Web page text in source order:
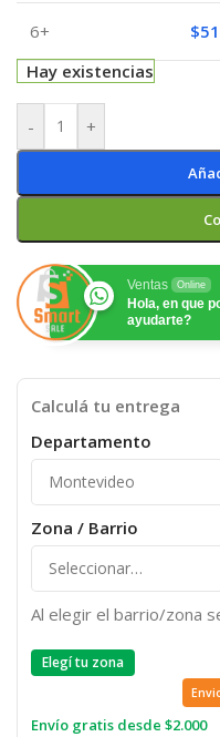
6+ $
Hay existencias
- +
Ventas Online
Hola, en que
ayudarte?
Calculá tu entrega
Departamento
Zona / Barrio
Al elegir el barrio/zona
Elegí tu zona
Envío gratis desde $2.000